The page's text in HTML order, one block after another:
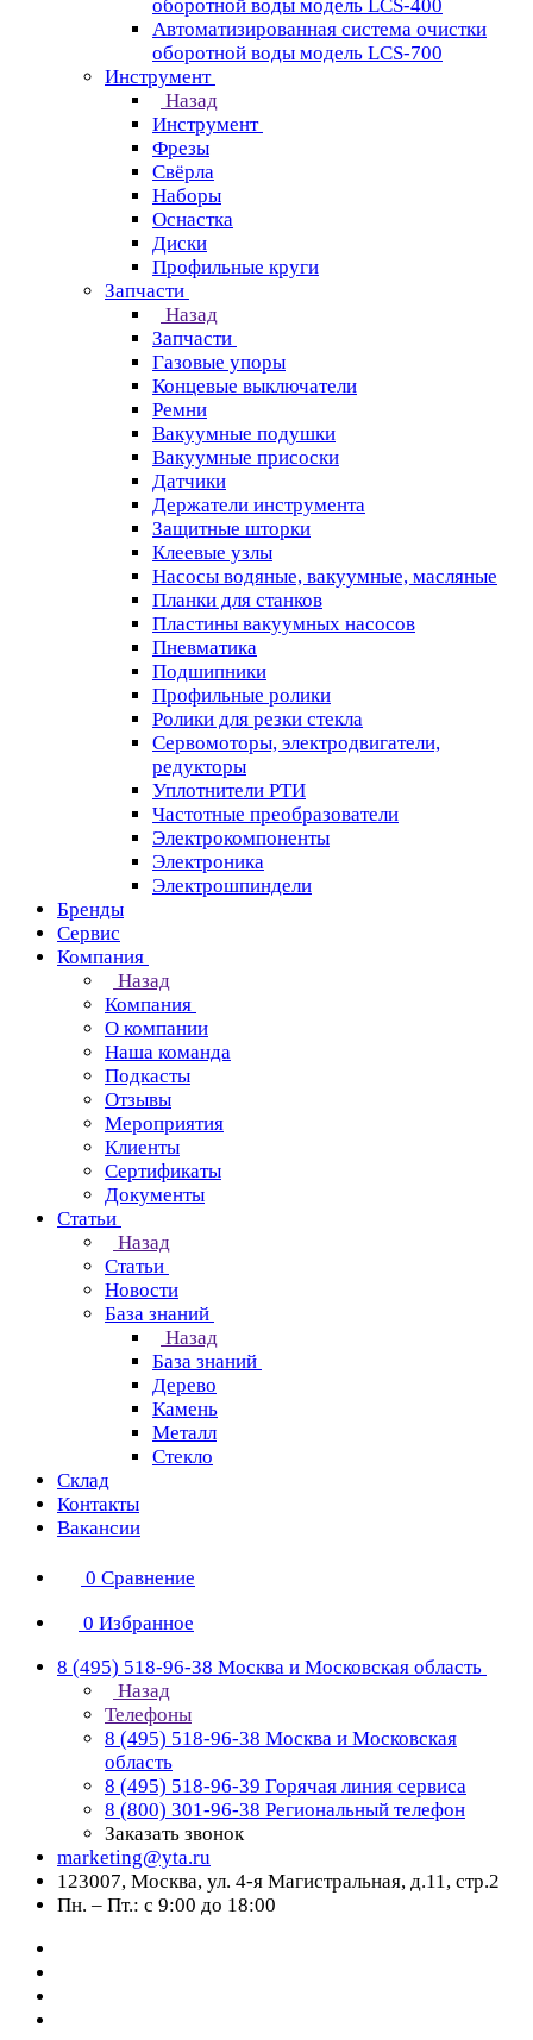
оборотной воды модель LCS-400
Автоматизированная система очистки
оборотной воды модель LCS-700
Инструмент
Назад
Инструмент
Фрезы
Свёрла
Наборы
Оснастка
Диски
Профильные круги
Запчасти
Назад
Запчасти
Газовые упоры
Концевые выключатели
Ремни
Вакуумные подушки
Вакуумные присоски
Датчики
Держатели инструмента
Защитные шторки
Клеевые узлы
Насосы водяные, вакуумные, масляные
Планки для станков
Пластины вакуумных насосов
Пневматика
Подшипники
Профильные ролики
Ролики для резки стекла
Сервомоторы, электродвигатели,
редукторы
Уплотнители РТИ
Частотные преобразователи
Электрокомпоненты
Электроника
Электрошпиндели
Бренды
Сервис
Компания
Назад
Компания
О компании
Наша команда
Подкасты
Отзывы
Мероприятия
Клиенты
Сертификаты
Документы
Статьи
Назад
Статьи
Новости
База знаний
Назад
База знаний
Дерево
Камень
Металл
Стекло
Склад
Контакты
Вакансии
0 Сравнение
0 Избранное
8 (495) 518-96-38 Москва и Московская область
Назад
Телефоны
8 (495) 518-96-38 Москва и Московская
область
8 (495) 518-96-39 Горячая линия сервиса
8 (800) 301-96-38 Региональный телефон
Заказать звонок
marketing@yta.ru
123007, Москва, ул. 4-я Магистральная, д.11, стр.2
Пн. – Пт.: с 9:00 до 18:00